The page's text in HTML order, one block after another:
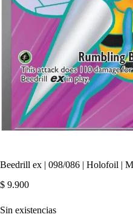
Beedrill ex | 098/086 | Holofoil |
$ 9.900
Sin existencias